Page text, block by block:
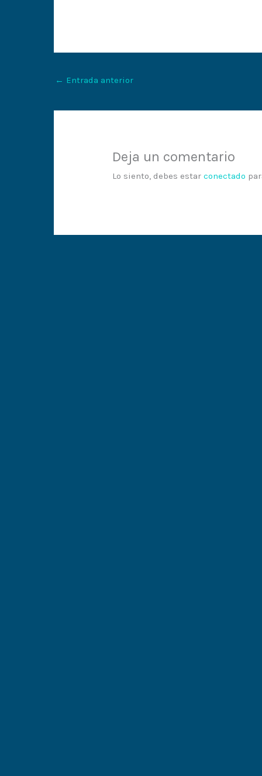
← Entrada anterior
Deja un comentario
Lo siento, debes estarconectado